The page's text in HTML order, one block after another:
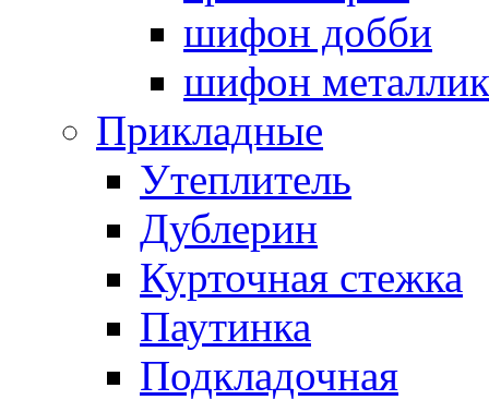
шифон добби
шифон металлик
Прикладные
Утеплитель
Дублерин
Курточная стежка
Паутинка
Подкладочная